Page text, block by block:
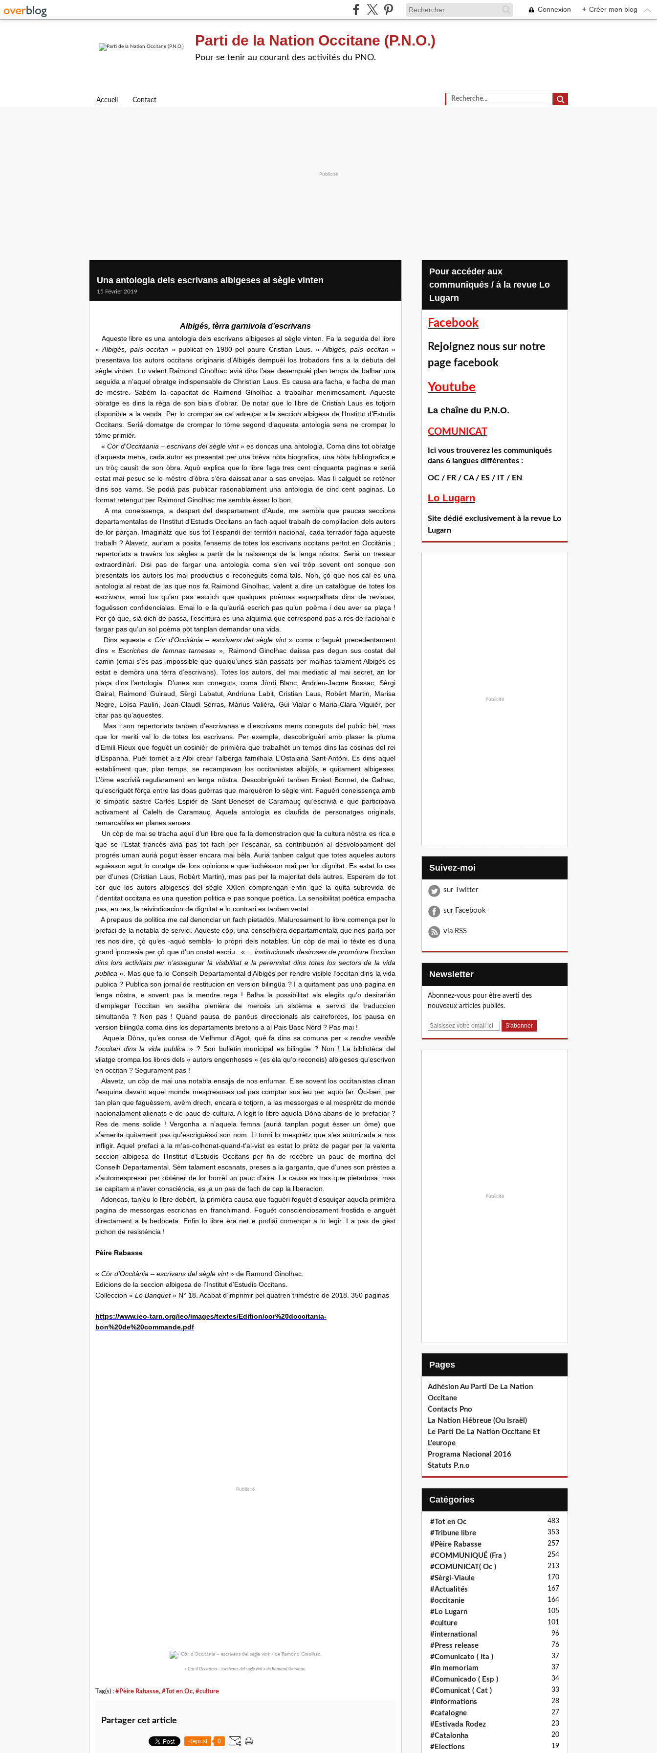
Connexion + Créer mon blog
Parti de la Nation Occitane (P.N.O.)
Pour se tenir au courant des activités du PNO.
Accueil Contact
Publicité
Una antologia dels escrivans albigeses al sègle vinten
15 Février 2019
Albigés, tèrra garnivola d’escrivans
Aqueste libre es una antologia dels escrivans albigeses al sègle vinten. Fa la seguida del libre
«Albigés, país occitan » publicat en 1980 pel paure Cristian Laus. « Albigés, país occitan»
presentava los autors occitans originaris d’Albigés dempuèi los trobadors fins a la debuta del
sègle vinten. Lo valent Raimond Ginolhac aviá dins l’ase desempuèi plan temps de balhar una
seguida a n’aquel obratge indispensable de Christian Laus. Es causa ara facha, e facha de man
de mèstre. Sabèm la capacitat de Raimond Ginolhac a trabalhar menimosament. Aqueste
obratge es dins la règa de son biais d’obrar. De notar que lo libre de Cristian Laus es totjorn
disponible a la venda. Per lo crompar se cal adreiçar a la seccion albigesa de l’Institut d’Estudis
Occitans. Seriá domatge de crompar lo tòme segond d’aquesta antologia sens ne crompar lo
tòme primièr.
«Còr d’Occitàania – escrivans del sègle vint» es doncas una antologia. Coma dins tot obratge
d’aquesta mena, cada autor es presentat per una brèva nòta biografica, una nòta bibliografica e
un tròç causit de son òbra. Aquò explica que lo libre faga tres cent cinquanta paginas e seriá
estat mai pesuc se lo mèstre d’òbra s’èra daissat anar a sas envejas. Mas li calguèt se reténer
dins sos vams. Se podiá pas publicar rasonablament una antologia de cinc cent paginas. Lo
format retengut per Raimond Ginolhac me sembla èsser lo bon.
A ma coneissença, a despart del despartament d’Aude, me sembla que paucas seccions
departamentalas de l’Institut d’Estudis Occitans an fach aquel trabalh de compilacion dels autors
de lor parçan. Imaginatz que sus tot l’espandi del territòri nacional, cada terrador faga aqueste
trabalh ? Alavetz, auriam a posita l’ensems de totes los escrivans occitans pertot en Occitània ;
repertoriats a travèrs los sègles a partir de la naissença de la lenga nòstra. Seriá un tresaur
extraordinàri. Disi pas de fargar una antologia coma s’en vei tròp sovent ont sonque son
presentats los autors los mai productius o reconeguts coma tals. Non, çò que nos cal es una
antologia al rebat de las que nos fa Raimond Ginolhac, valent a dire un catalògue de totes los
escrivans, emai los qu’an pas escrich que qualques poèmas esparpalhats dins de revistas,
foguèsson confidencialas. Emai lo e la qu’auriá escrich pas qu’un poèma i deu aver sa plaça !
Per çò que, siá dich de passa, l’escritura es una alquimia que correspond pas a res de racional e
fargar pas qu’un sol poèma pòt tanplan demandar una vida.
Dins aqueste « Còr d’Occitània – escrivans del sègle vint» coma o faguèt precedentament
dins «Escriches de femnas tarnesas », Raimond Ginolhac daissa pas degun sus costat del
camin (emai s’es pas impossible que qualqu’unes sián passats per malhas talament Albigés es
estat e demòra una tèrra d’escrivans). Totes los autors, del mai mediatic al mai secret, an lor
plaça dins l’antologia. D’unes son coneguts, coma Jòrdi Blanc, Andrieu-Jacme Bossac, Sèrgi
Gairal, Raimond Guiraud, Sèrgi Labatut, Andriuna Labit, Cristian Laus, Robèrt Martin, Marisa
Negre, Loísa Paulin, Joan-Claudi Sèrras, Màrius Valièra, Gui Vialar o Maria-Clara Viguièr, per
citar pas qu’aquestes.
Mas i son repertoriats tanben d’escrivanas e d’escrivans mens coneguts del public bèl, mas
que lor meriti val lo de totes los escrivans. Per exemple, descobriguèri amb plaser la pluma
d’Emili Rieux que foguèt un cosinièr de primièra que trabalhèt un temps dins las cosinas del rei
d’Espanha. Puèi tornèt a-z Albi crear l’albèrga familhala L’Ostalariá Sant-Antòni. Es dins aquel
establiment que, plan temps, se recampavan los occitanistas albijòls, e quitament albigeses.
L’òme escriviá regularament en lenga nòstra. Descobriguèri tanben Ernèst Bonnet, de Galhac,
qu’escriguèt fòrça entre las doas guèrras que marquèron lo sègle vint. Faguèri coneissença amb
lo simpatic sastre Carles Espièr de Sant Beneset de Caramauç qu’escriviá e que participava
activament al Calelh de Caramauç. Aquela antologia es claufida de personatges originals,
remarcables en planes senses.
Un còp de mai se tracha aquí d’un libre que fa la demonstracion que la cultura nòstra es rica e
que se l’Estat francés aviá pas tot fach per l’escanar, sa contribucion al desvolopament del
progrés uman auriá pogut èsser encara mai bèla. Auriá tanben calgut que totes aqueles autors
aguèsson agut lo coratge de lors opinions e que luchèsson mai per lor dignitat. Es estat lo cas
per d’unes (Cristian Laus, Robèrt Martin), mas pas per la majoritat dels autres. Esperem de tot
còr que los autors albigeses del sègle XXIen comprengan enfin que la quita subrevida de
l’identitat occitana es una question politica e pas sonque poëtica. La sensibilitat poëtica empacha
pas, en res, la reivindicacion de dignitat e lo contrari es tanben vertat.
A prepaus de politica me cal denonciar un fach pietadós. Malurosament lo libre comença per lo
prefaci de la notabla de servici. Aqueste còp, una conselhièra departamentala que nos parla per
res nos dire, çò qu’es -aquò sembla- lo pròpri dels notables. Un còp de mai lo tèxte es d’una
grand ipocresia per çò que d’un costat escriu : «
... institucionals desiroses de promòure l’occitan
dins lors activitats per n’assegurar la visibilitat e la perennitat dins totes los sectors de la vida
publica ». Mas que fa lo Conselh Departamental d’Albigés per rendre visible l’occitan dins la vida
publica ? Publica son jornal de restitucion en version bilingüa ? I a quitament pas una pagina en
lenga nòstra, e sovent pas la mendre rega ! Balha la possibilitat als elegits qu’o desirarián
d’emplegar l’occitan en sesilha plenièra de mercés un sistèma e servici de traduccion
simultanèa ? Non pas ! Quand pausa de panèus direccionals als caireforces, los pausa en
version bilingüa coma dins los departaments bretons a al Pais Basc Nòrd ? Pas mai !
Aquela Dòna, qu’es consa de Vielhmur d’Agot, qué fa dins sa comuna per «rendre vesible
l’occitan dins la vida publica » ? Son bulletin municipal es bilingüe ? Non ! La bibliotèca del
vilatge crompa los libres dels « autors engenhoses » (es ela qu’o reconeis) albigeses qu’escrivon
en occitan ? Segurament pas !
Alavetz, un còp de mai una notabla ensaja de nos enfumar. E se sovent los occitanistas clinan
l’esquina davant aquel monde mespresoses cal pas comptar sus ieu per aquò far. Òc-ben, per
tan plan que faguèssem, avèm drech, encara e totjorn, a las messorgas e al mesprètz de monde
nacionalament alienats e de pauc de cultura. A legit lo libre aquela Dòna abans de lo prefaciar ?
Res de mens solide ! Vergonha a n’aquela femna (auriá tanplan pogut èsser un òme) que
s’amerita quitament pas qu’escriguèssi son nom. Li torni lo mesprètz que s’es autorizada a nos
infligir. Aquel prefaci a la m’as-colhonat-quand-t’ai-vist es estat lo prètz de pagar per la valenta
seccion albigesa de l’Institut d’Estudis Occitans per fin de recèbre un pauc de morfina del
Conselh Departamental. Sèm talament escanats, preses a la garganta, que d’unes son prèstes a
s’automespresar per obténer de lor borrèl un pauc d’aire. La causa es tras que pietadosa, mas
se capitam a n’aver consciéncia, es ja un pas de fach de cap la liberacion.
Adoncas, tanlèu lo libre dobèrt, la primièra causa que faguèri foguèt d’esquiçar aquela primièra
pagina de messorgas escrichas en franchimand. Foguèt conscienciosament frostida e anguèt
directament a la bedoceta. Enfin lo libre èra net e podiái començar a lo legir. I a pas de gèst
pichon de resisténcia !
Pèire Rabasse
« Còr d’Occitània – escrivans del sègle vint» de Ramond Ginolhac.
Edicions de la seccion albigesa de l’Institut d’Estudis Occitans.
Colleccion « Lo Banquet» N° 18. Acabat d’imprimir pel quatren trimèstre de 2018. 350 paginas
https://www.ieo-tarn.org/ieo/images/textes/Edition/cor%20doccitania-
bon%20de%20commande.pdf
Publicité
« Còr d’Occitània – escrivans del sègle vint » de Ramond Ginolhac.
Tag(s) : #Pèire Rabasse, #Tot en Oc, #culture
Partager cet article
Repost 0
Pour accéder aux
communiqués / à la revue Lo
Lugarn
Facebook
Rejoignez nous sur notre
page facebook
Youtube
La chaîne du P.N.O.
COMUNICAT
Ici vous trouverez les communiqués
dans 6 langues différentes :
OC / FR / CA / ES / IT / EN
Lo Lugarn
Site dédié exclusivement à la revue Lo
Lugarn
Publicité
Suivez-moi
sur Twitter
sur Facebook
via RSS
Newsletter
Abonnez-vous pour être averti des
nouveaux articles publiés.
E
Publicité
Pages
Adhésion Au Parti De La Nation
Occitane
Contacts Pno
La Nation Hébreue (Ou Israël)
Le Parti De La Nation Occitane Et
L'europe
Programa Nacional 2016
Statuts P.n.o
Catégories
#Tot en Oc 483
#Tribune libre 353
#Pèire Rabasse 257
#COMMUNIQUÉ (Fra ) 254
#COMUNICAT( Oc ) 213
#Sèrgi-Viaule 170
#Actualités 167
#occitanie 164
#Lo Lugarn 105
#culture 101
#international 96
#Press release 76
#Comunicato ( Ita ) 37
#in memoriam 37
#Comunicado ( Esp ) 34
#Comunicat ( Cat ) 33
#Informations 28
#catalogne 27
#Estivada Rodez 23
#Catalonha 20
#Elections 19